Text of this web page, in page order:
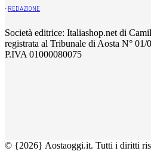
- REDAZIONE
Società editrice: Italiashop.net di
registrata al Tribunale di Aosta N°
P.IVA 01000080075
© {2026} Aostaoggi.it. Tutti i diritti